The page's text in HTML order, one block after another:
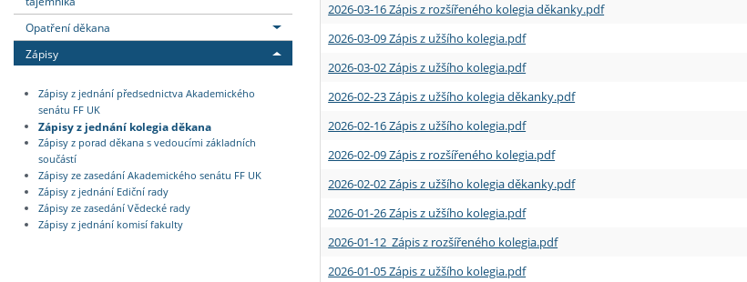
Opatření děkana
Zápisy
Zápisy z jednání předsednictva Akademického
senátu FF UK
Zápisy z jednání kolegia děkana
Zápisy z porad děkana s vedoucími základních
součástí
Zápisy ze zasedání Akademického senátu FF UK
Zápisy z jednání Ediční rady
Zápisy ze zasedání Vědecké rady
Zápisy z jednání komisí fakulty
2026-03-16 Zápis z rozšířeného kolegia děkanky.pdf
2026-03-09 Zápis z užšího kolegia.pdf
2026-03-02 Zápis z užšího kolegia.pdf
2026-02-23 Zápis z užšího kolegia děkanky.pdf
2026-02-16 Zápis z užšího kolegia.pdf
2026-02-09 Zápis z rozšířeného kolegia.pdf
2026-02-02 Zápis z užšího kolegia děkanky.pdf
2026-01-26 Zápis z užšího kolegia.pdf
2026-01-12 Zápis z rozšířeného kolegia.pdf
2026-01-05 Zápis z užšího kolegia.pdf